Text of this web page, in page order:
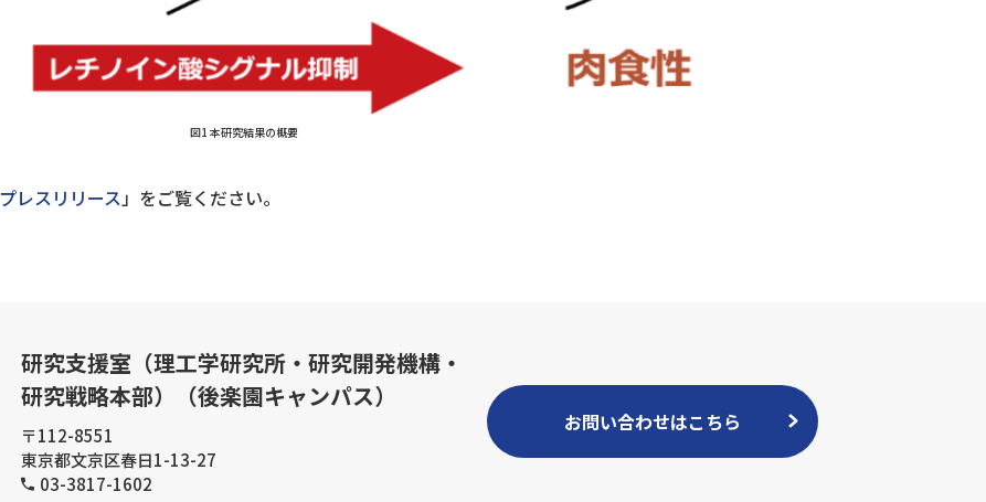
図1 本研究結果の概要
プレスリリース」をご覧ください。
研究支援室（理工学研究所・研究開発機構・
研究戦略本部）（後楽園キャンパス）
〒112-8551
東京都文京区春日1-13-27
03-3817-1602
お問い合わせはこちら